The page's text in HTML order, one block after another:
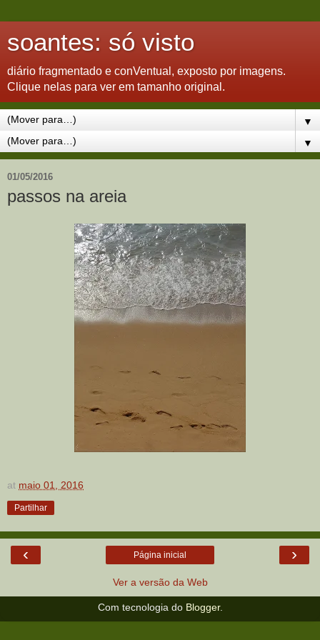
soantes: só visto
diário fragmentado e conVentual, exposto por imagens.
Clique nelas para ver em tamanho original.
▼
▼
01/05/2016
passos na areia
at maio 01, 2016
Partilhar
‹ ›
Página inicial
Ver a versão da Web
Com tecnologia do Blogger.